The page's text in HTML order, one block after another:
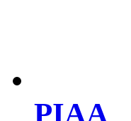
PIAA